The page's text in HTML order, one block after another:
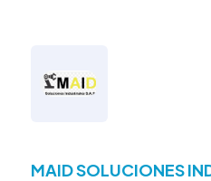
MAID SOLUCIONES